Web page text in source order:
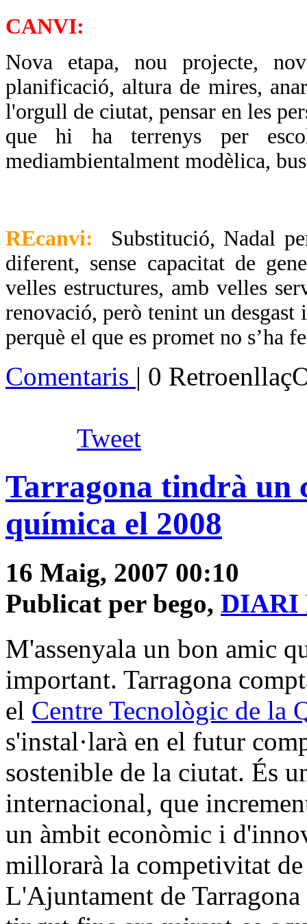
CANVI:
Nova etapa, nou projecte,
planificació, altura de mires,
l'orgull de ciutat, pensar en les
que hi ha terrenys per
mediambientalment modèlica,
REcanvi:
Substitució, Nadal
diferent, sense capacitat de
velles estructures, amb velles
renovació, però tenint un
perquè el que es promet no s’ha
Comentaris | 0
Tweet
Tarragona tindrà un
química el 2008
16 Maig, 2007 00:10
Publicat per bego, DIARI
M'assenyala un bon amic
important. Tarragona
el Centre Tecnològic de la
s'instal·larà en el futur
sostenible de la ciutat. És
internacional, que
un àmbit econòmic i
millorarà la competivitat
L'Ajuntament de